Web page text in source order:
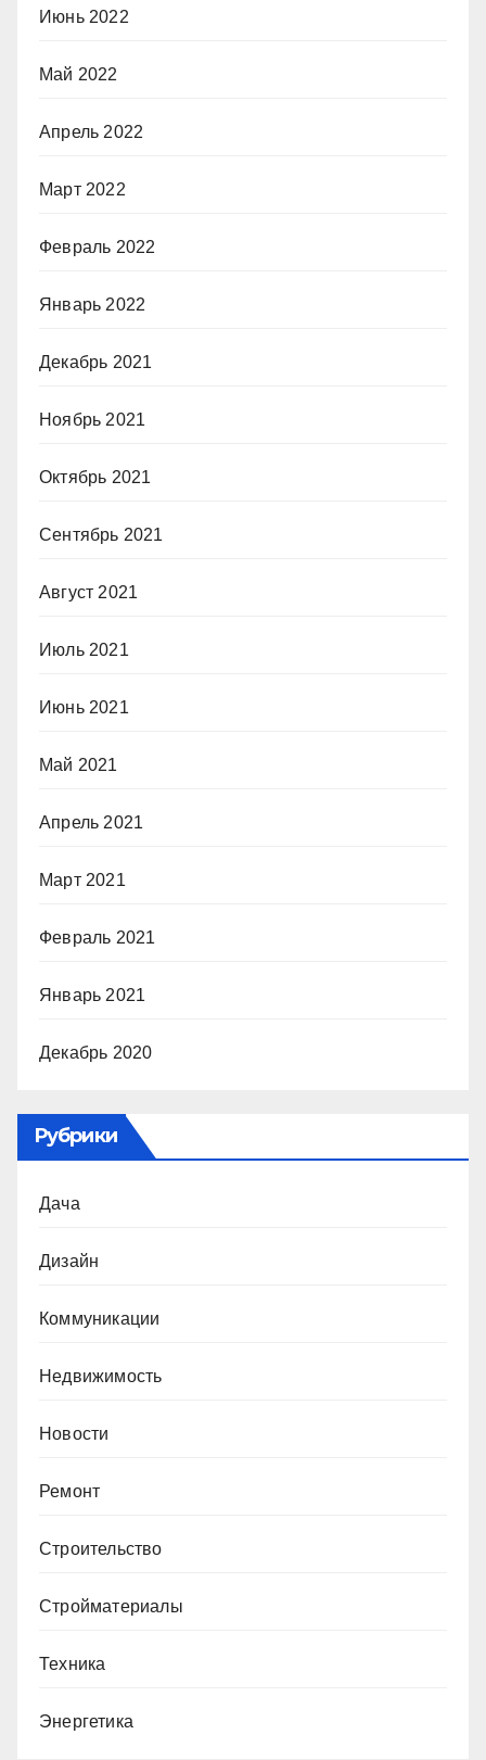
Июнь 2022
Май 2022
Апрель 2022
Март 2022
Февраль 2022
Январь 2022
Декабрь 2021
Ноябрь 2021
Октябрь 2021
Сентябрь 2021
Август 2021
Июль 2021
Июнь 2021
Май 2021
Апрель 2021
Март 2021
Февраль 2021
Январь 2021
Декабрь 2020
Рубрики
Дача
Дизайн
Коммуникации
Недвижимость
Новости
Ремонт
Строительство
Стройматериалы
Техника
Энергетика